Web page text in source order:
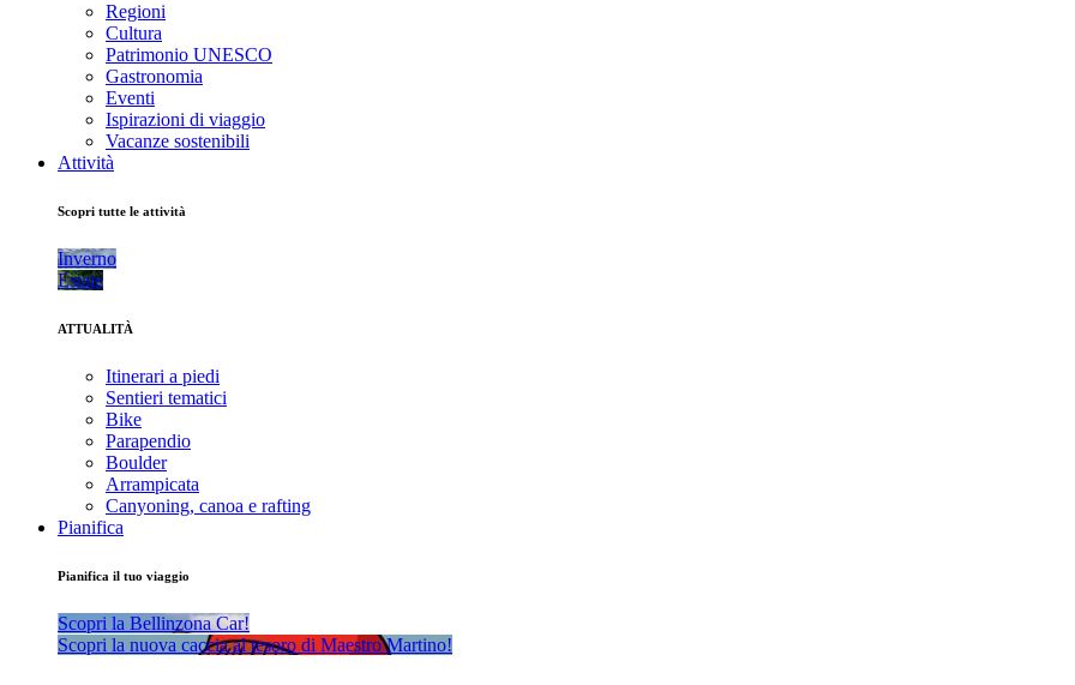
Regioni
Cultura
Patrimonio UNESCO
Gastronomia
Eventi
Ispirazioni di viaggio
Vacanze sostenibili
Attività
Scopri tutte le attività
Inverno
Estate
ATTUALITÀ
Itinerari a piedi
Sentieri tematici
Bike
Parapendio
Boulder
Arrampicata
Canyoning, canoa e rafting
Pianifica
Pianifica il tuo viaggio
Scopri la Bellinzona Car!
Scopri la nuova caccia al tesoro di Maestro Martino!